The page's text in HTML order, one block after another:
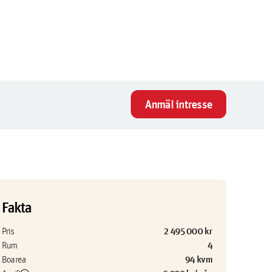
Anmäl intresse
Fakta
Pris 2 495 000 kr
Rum 4
Boarea 94 kvm